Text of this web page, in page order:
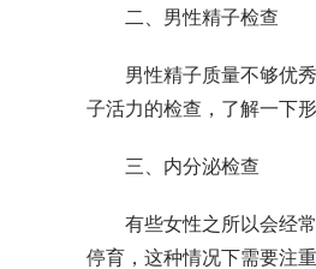
二、男性精子检查
男性精子质量不够优
子活力的检查，了解一下形
三、内分泌检查
有些女性之所以会经
停育，这种情况下需要注